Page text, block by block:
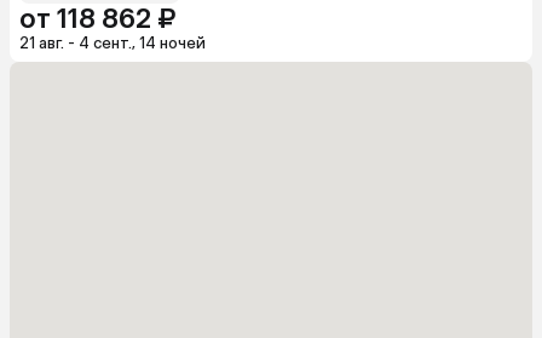
от 118 862 ₽
21 авг. - 4 сент., 14 ночей